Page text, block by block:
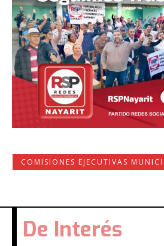
COMISIONES EJECUTIVAS
De Interés